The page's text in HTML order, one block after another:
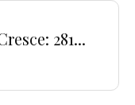
281...